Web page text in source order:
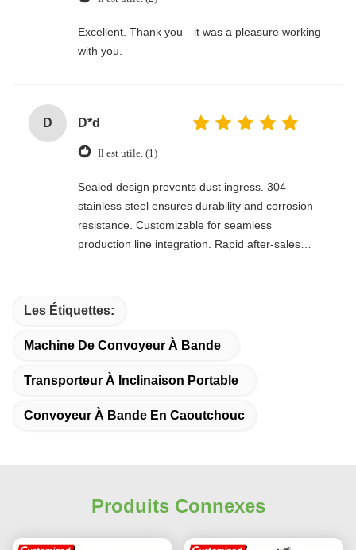
Excellent. Thank you—it was a pleasure working
with you.
D D*d
Il est utile. (1)
Sealed design prevents dust ingress. 304
stainless steel ensures durability and corrosion
resistance. Customizable for seamless
production line integration. Rapid after-sales
Les Étiquettes:
Machine De Convoyeur À Bande
Transporteur À Inclinaison Portable
Convoyeur À Bande En Caoutchouc
Produits Connexes